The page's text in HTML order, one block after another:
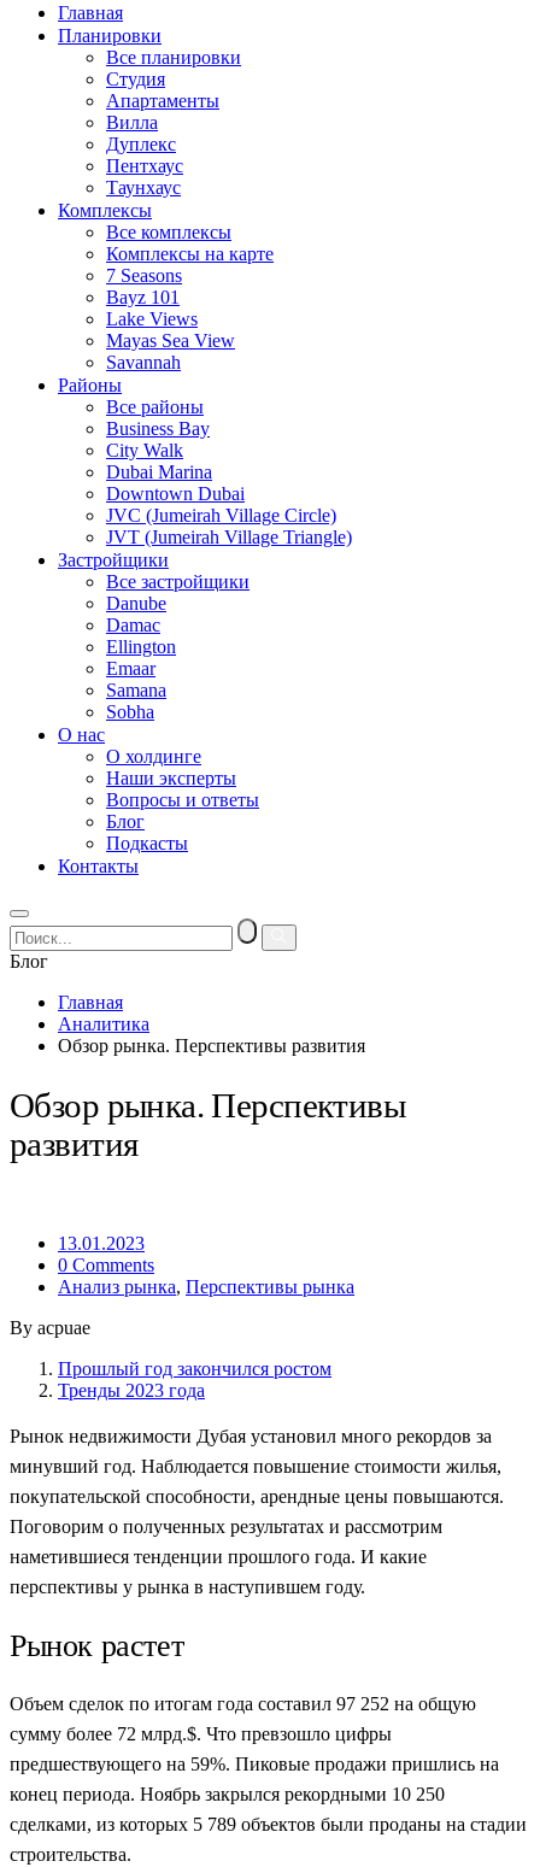
Главная
Планировки
Все планировки
Студия
Апартаменты
Вилла
Дуплекс
Пентхаус
Таунхаус
Комплексы
Все комплексы
Комплексы на карте
7 Seasons
Bayz 101
Lake Views
Mayas Sea View
Savannah
Районы
Все районы
Business Bay
City Walk
Dubai Marina
Downtown Dubai
JVC (Jumeirah Village Circle)
JVT (Jumeirah Village Triangle)
Застройщики
Все застройщики
Danube
Damac
Ellington
Emaar
Samana
Sobha
О нас
О холдинге
Наши эксперты
Вопросы и ответы
Блог
Подкасты
Контакты
Блог
Главная
Аналитика
Обзор рынка. Перспективы развития
Обзор рынка. Перспективы
развития
13.01.2023
0 Comments
Анализ рынка, Перспективы рынка
By acpuae
Прошлый год закончился ростом
Тренды 2023 года
Рынок недвижимости Дубая установил много рекордов за
минувший год. Наблюдается повышение стоимости жилья,
покупательской способности, арендные цены повышаются.
Поговорим о полученных результатах и рассмотрим
наметившиеся тенденции прошлого года. И какие
перспективы у рынка в наступившем году.
Рынок растет
Объем сделок по итогам года составил 97 252 на общую
сумму более 72 млрд.$. Что превзошло цифры
предшествующего на 59%. Пиковые продажи пришлись на
конец периода. Ноябрь закрылся рекордными 10 250
сделками, из которых 5 789 объектов были проданы на стадии
строительства.